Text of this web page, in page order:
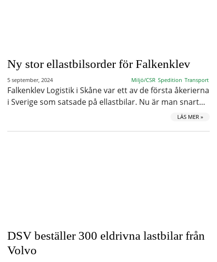
Ny stor ellastbilsorder för Falkenklev
5 september, 2024 Miljö/CSR Spedition Transport
Falkenklev Logistik i Skåne var ett av de första åkerierna
i Sverige som satsade på ellastbilar. Nu är man snart…
LÄS MER »
DSV beställer 300 eldrivna lastbilar från
Volvo